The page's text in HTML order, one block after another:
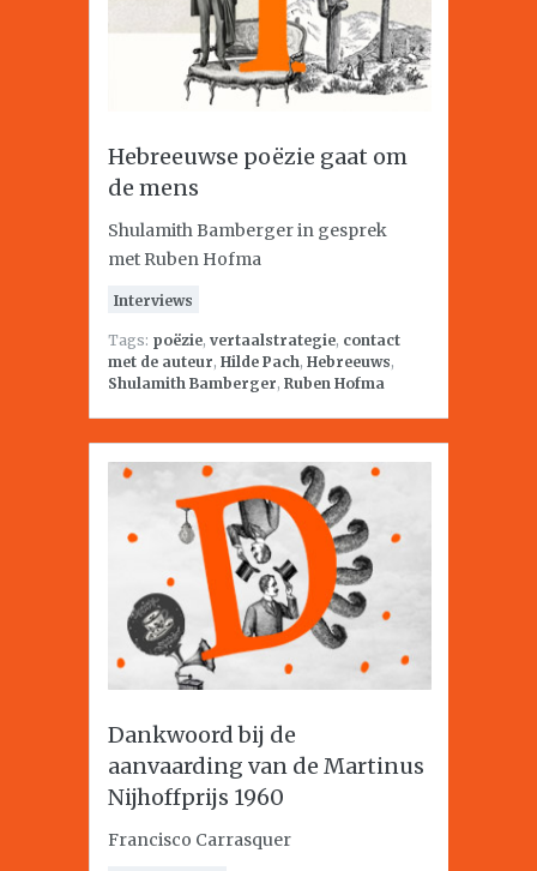
Hebreeuwse poëzie gaat om
de mens
Shulamith Bamberger in gesprek
met Ruben Hofma
Interviews
Tags: poëzie, vertaalstrategie, contact
met de auteur, Hilde Pach, Hebreeuws,
Shulamith Bamberger, Ruben Hofma
Dankwoord bij de
aanvaarding van de Martinus
Nijhoffprijs 1960
Francisco Carrasquer